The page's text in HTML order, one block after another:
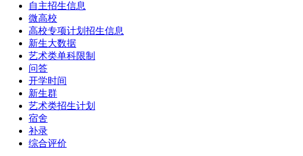
自主招生信息
微高校
高校专项计划招生信息
新生大数据
艺术类单科限制
问答
开学时间
新生群
艺术类招生计划
宿舍
补录
综合评价